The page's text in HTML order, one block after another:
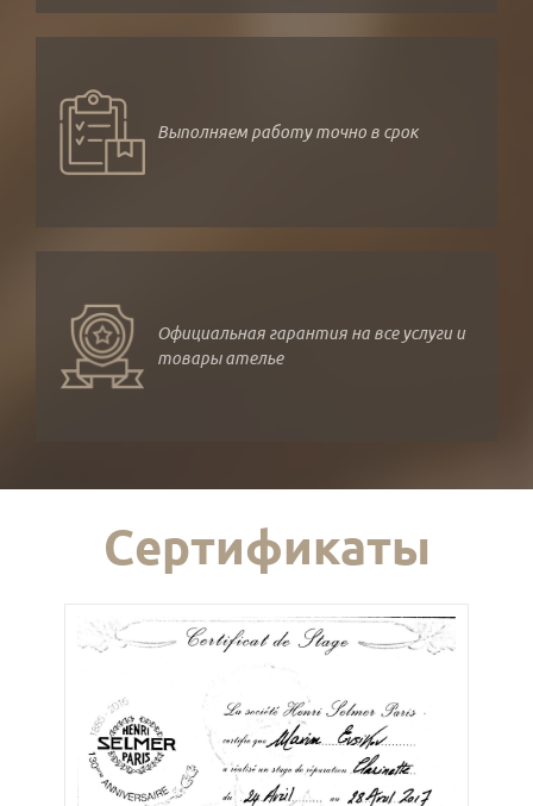
Выполняем работу точно в срок
Официальная гарантия на все услуги и
товары ателье
Сертификаты